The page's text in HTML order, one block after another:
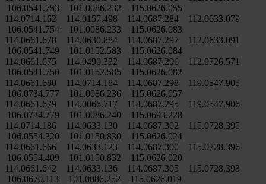
106.0541.753 101.0086.232 115.0626.055
114.0714.162 114.0157.498 114.0687.284 112.0633.079
106.0541.754 101.0086.233 115.0626.083
114.0661.678 114.0630.884 114.0687.297 112.0633.091
106.0541.749 101.0152.583 115.0626.084
114.0661.675 114.0490.332 114.0687.296 112.0726.571
106.0541.750 101.0152.585 115.0626.082
114.0661.680 114.0714.184 114.0687.298 119.0547.905
106.0734.777 101.0086.236 115.0626.057
114.0661.679 114.0066.717 114.0687.295 119.0547.906
106.0734.779 101.0086.240 115.0693.228
114.0714.186 114.0633.130 114.0687.302 115.0728.395
106.0554.320 101.0150.830 115.0626.024
114.0661.666 114.0633.123 114.0687.300 115.0728.396
106.0554.409 101.0150.832 115.0626.020
114.0661.642 114.0633.136 114.0687.305 115.0728.393
106.0670.113 101.0086.252 115.0626.019